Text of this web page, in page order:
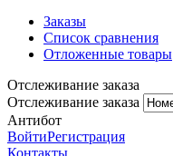
Заказы
Список сравнения
Отложенные товары
Отслеживание заказа
Отслеживание заказа
Антибот
ВойтиРегистрация